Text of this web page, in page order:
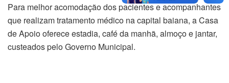
Para melhor acomodação dos pacientes e acompanhantes
que realizam tratamento médico na capital baiana, a Casa
de Apoio oferece estadia, café da manhã, almoço e jantar,
custeados pelo Governo Municipal.